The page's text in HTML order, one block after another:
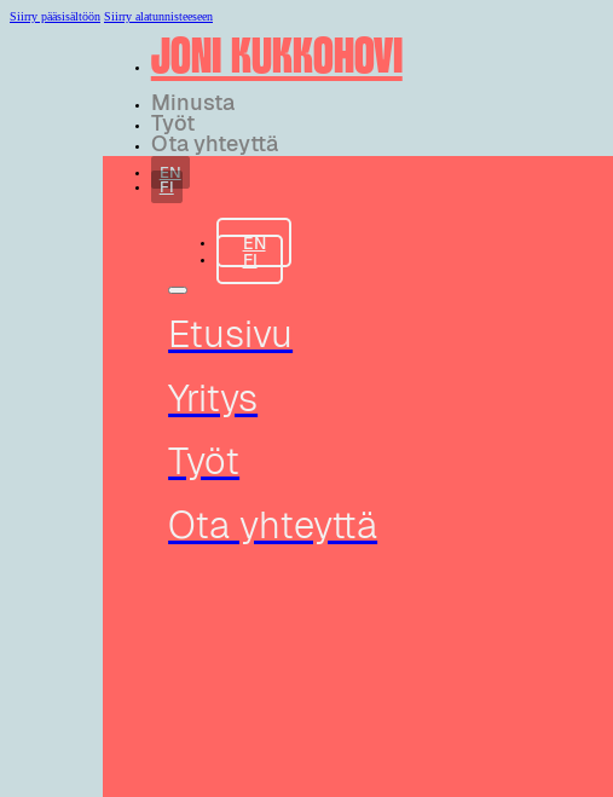
Siirry pääsisältöön Siirry alatunnisteeseen
JONI KUKKOHOVI
Minusta
Työt
Ota yhteyttä
EN
FI
EN
FI
Etusivu
Yritys
Työt
Ota yhteyttä